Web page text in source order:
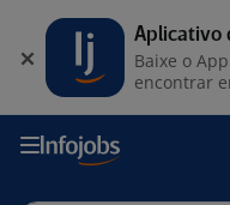
Aplicativo
Baixe o
encontrar